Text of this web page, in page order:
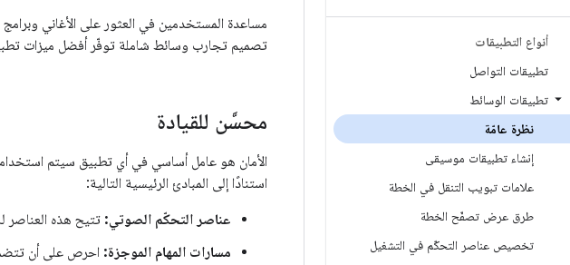
أنواع التطبيقات
تطبيقات التواصل
تطبيقات الوسائط
نظرة عامّة
إنشاء تطبيقات موسيقى
علامات تبويب التنقل في الخطة
طرق عرض تصفّح الخطة
تخصيص عناصر التحكّم في التشغيل
مساعدة المستخدمين في العثور على الأغاني
تصميم تجارب وسائط شاملة توفّر أفضل ميزات
محسَّن للقيادة
الأمان هو عامل أساسي في أي تطبيق سيتم
استنادًا إلى المبادئ الرئيسية التالية:
عناصر التحكّم الصوتي: تتيح هذه العناصر
مسارات المهام الموجزة: احرص على أن تتضمّن مسارات